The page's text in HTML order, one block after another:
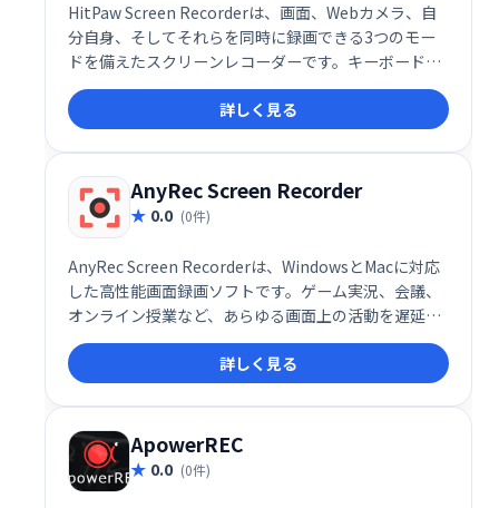
HitPaw Screen Recorderは、画面、Webカメラ、自
分自身、そしてそれらを同時に録画できる3つのモー
ドを備えたスクリーンレコーダーです。キーボードと
マウス操作も同時にキャプチャ可能。ピップ(Picture-
in-Picture)の位置やサイズも自由に変更でき、モニタ
ーでプレビューしながら録画できます。
詳しく見る
AnyRec Screen Recorder
0.0 (0件)
AnyRec Screen Recorderは、WindowsとMacに対応
した高性能画面録画ソフトです。ゲーム実況、会議、
オンライン授業など、あらゆる画面上の活動を遅延な
く高画質で記録できます。リアルタイム描画やスケジ
ュール録画、マウス操作記録など、豊富な機能で、ス
ムーズな録画体験を提供します。
詳しく見る
ApowerREC
0.0 (0件)